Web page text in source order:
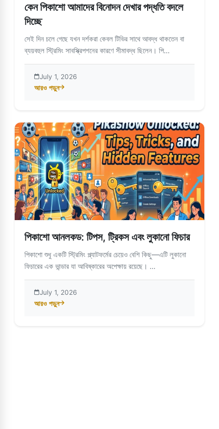
কেন পিকাশো আমাদের বিনোদন দেখার পদ্ধতি বদলে
দিচ্ছে
সেই দিন চলে গেছে যখন দর্শকরা কেবল টিভির সাথে আবদ্ধ থাকতেন বা
ব্যয়বহুল স্ট্রিমিং সাবস্ক্রিপশনের কারণে সীমাবদ্ধ ছিলেন। পি...
July 1, 2026
আরও পড়ুন
about কেন পিকাশো আমাদের বিনোদন দেখার পদ্ধতি বদলে দিচ্ছে
পিকাশো আনলকড: টিপস, ট্রিকস এবং লুকানো ফিচার
পিকাশো শুধু একটি স্ট্রিমিং প্ল্যাটফর্মের চেয়েও বেশি কিছু—এটি লুকানো
ফিচারের এক ভান্ডার যা আবিষ্কারের অপেক্ষায় রয়েছে। ...
July 1, 2026
আরও পড়ুন
about পিকাশো আনলকড: টিপস, ট্রিকস এবং লুকানো ফিচার